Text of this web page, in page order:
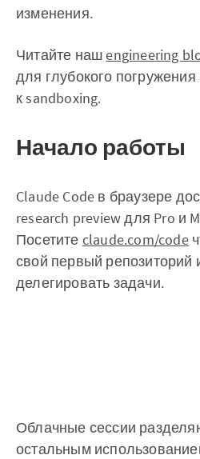
изменения.
Читайте нашengineering
для глубокого
к sandboxing.
Начало работы
Claude Code в браузере
research preview для Pro и
Посетите claude.com/code
свой первый репозиторий
делегировать задачи.
Облачные сессии
остальным